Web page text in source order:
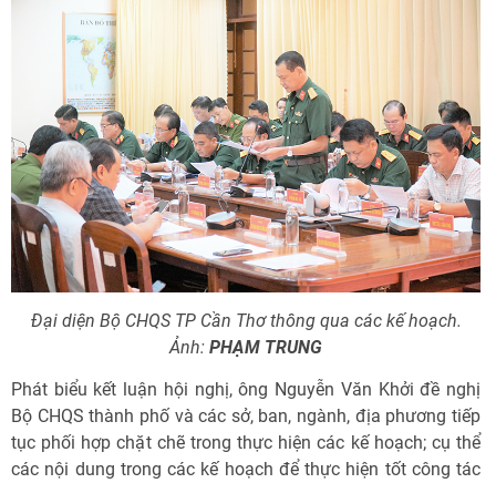
Đại diện Bộ CHQS TP Cần Thơ thông qua các kế hoạch.
Ảnh: PHẠM TRUNG
Phát biểu kết luận hội nghị, ông Nguyễn Văn Khởi đề nghị
Bộ CHQS thành phố và các sở, ban, ngành, địa phương tiếp
tục phối hợp chặt chẽ trong thực hiện các kế hoạch; cụ thể
các nội dung trong các kế hoạch để thực hiện tốt công tác